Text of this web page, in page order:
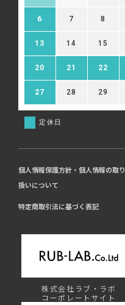
6 7 8
13 14 15
20 21 22
27 28 29
定休日
個人情報保護方針・個人情報の取り
扱いについて
特定商取引法に基づく表記
株式会社ラブ・ラボ
コーポレートサイト